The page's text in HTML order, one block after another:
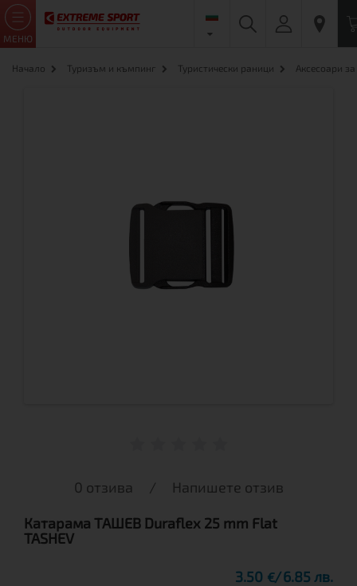
МЕНЮ
Начало Туризъм и къмпинг Туристически раници Аксесоари
0 отзива / Напишете отзив
Катарама ТАШЕВ Duraflex 25 mm Flat
TASHEV
3.50 € 6.85 лв.